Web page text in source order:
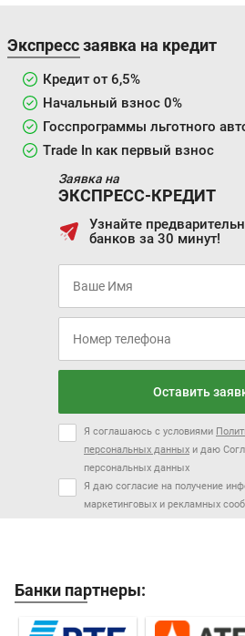
Экспресс заявка на кредит
Кредит от 6,5%
Начальный взнос 0%
Госспрограммы льготного
Trade In как первый взнос
Заявка на
ЭКСПРЕСС-КРЕДИТ
Узнайте
банков за 30 минут!
Оставить
Я соглашаюсь с условиями
персональных данных и даю
персональных данных
Я даю согласие на получение
маркетинговых и рекламных
Банки партнеры: